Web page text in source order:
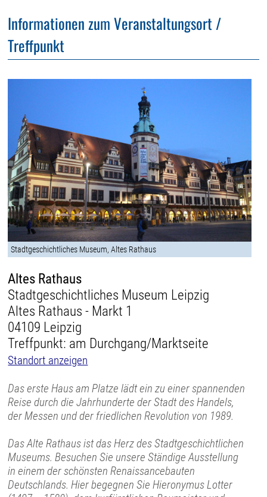
Informationen zum Veranstaltungsort /
Treffpunkt
Stadtgeschichtliches Museum, Altes Rathaus
Altes Rathaus
Stadtgeschichtliches Museum Leipzig
Altes Rathaus - Markt 1
04109 Leipzig
Treffpunkt: am Durchgang/Marktseite
Standort anzeigen
Das erste Haus am Platze lädt ein zu einer spannenden
Reise durch die Jahrhunderte der Stadt des Handels,
der Messen und der friedlichen Revolution von 1989.
Das Alte Rathaus ist das Herz des Stadtgeschichtlichen
Museums. Besuchen Sie unsere Ständige Ausstellung
in einem der schönsten Renaissancebauten
Deutschlands. Hier begegnen Sie Hieronymus Lotter